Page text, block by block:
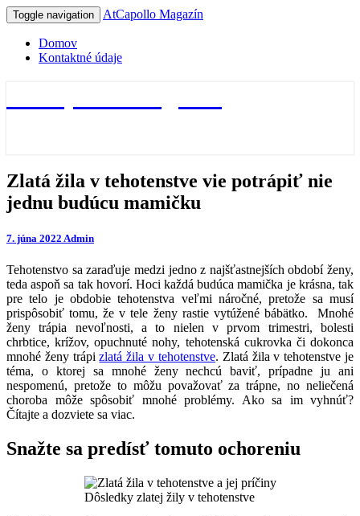
Toggle navigation AtCapollo Magazín
Domov
Kontaktné údaje
Zlatá
žila
v
vie
potrápiť
nie
jednu
budúcu
mamičku
Zlatá žila v tehotenstve vie potrápiť nie
jednu budúcu mamičku
7. júna 2022 Admin
Tehotenstvo sa zaraďuje medzi jedno z najšťastnejších období ženy,
teda aspoň sa tak hovorí. Hoci každá budúca mamička je krásna, tak
pre telo je obdobie tehotenstva veľmi náročné, pretože sa musí
prispôsobiť tomu, že v tele ženy rastie vytúžené bábätko. Mnohé
ženy trápia nevoľnosti, a to nielen v prvom trimestri, bolesti
chrbtice, krížov, opuchnuté nohy, tehotenská cukrovka či dokonca
mnohé ženy trápizlatá žila v tehotenstve. Zlatá žila v tehotenstve je
téma, o ktorej sa mnohé ženy nechcú baviť, prípadne ju ani
nespomenú, pretože to môžu považovať za trápne, no neliečená
choroba môže spôsobiť mnohé problémy. Ako sa im vyhnúť?
Čítajte a dozviete sa viac.
Snažte sa predísť tomuto ochoreniu
Dôsledky zlatej žily v tehotenstve